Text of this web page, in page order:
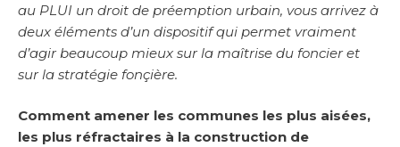
au PLUI un droit de préemption urbain, vous arrivez à
deux éléments d’un dispositif qui permet vraiment
d’agir beaucoup mieux sur la maîtrise du foncier et
sur la stratégie fonçière.
Comment amener les communes les plus aisées,
les plus réfractaires à la construction de